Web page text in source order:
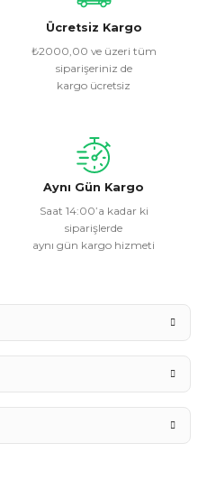
ederiz.
görüntülenemiyor.
olmalı.
Ücretsiz Kargo
₺2000,00 ve üzeri tüm
siparişeriniz de
kargo ücretsiz
Aynı Gün Kargo
Saat 14:00’a kadar ki
siparişlerde
aynı gün kargo hizmeti